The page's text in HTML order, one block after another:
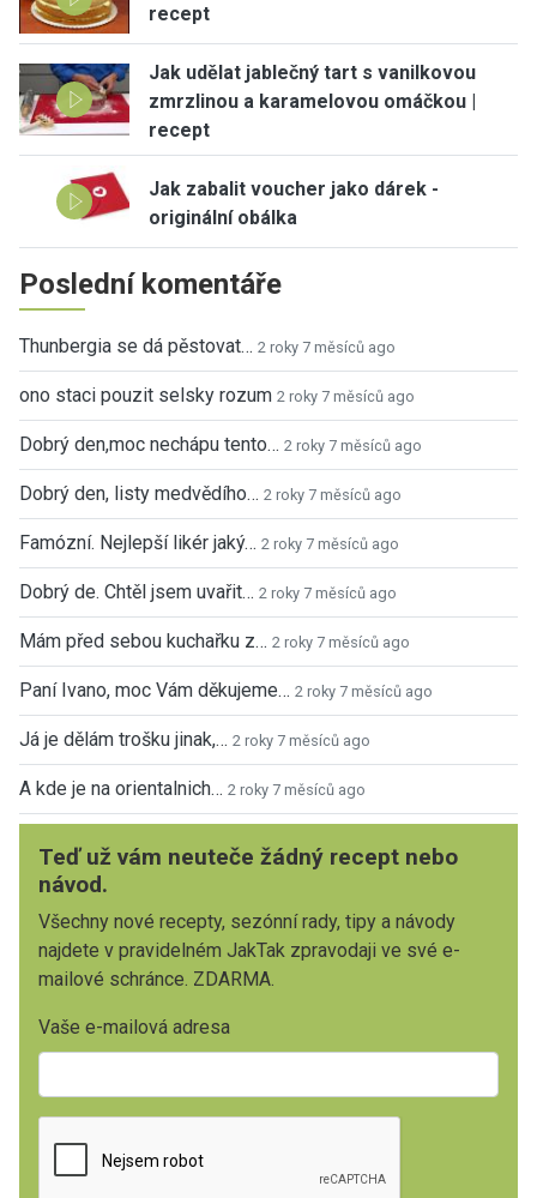
recept
Jak udělat jablečný tart s vanilkovou
zmrzlinou a karamelovou omáčkou |
recept
Jak zabalit voucher jako dárek -
originální obálka
Poslední komentáře
Thunbergia se dá pěstovat… 2 roky 7 měsíců ago
ono staci pouzit selsky rozum 2 roky 7 měsíců ago
Dobrý den,moc nechápu tento… 2 roky 7 měsíců ago
Dobrý den, listy medvědího… 2 roky 7 měsíců ago
Famózní. Nejlepší likér jaký… 2 roky 7 měsíců ago
Dobrý de. Chtěl jsem uvařit… 2 roky 7 měsíců ago
Mám před sebou kuchařku z… 2 roky 7 měsíců ago
Paní Ivano, moc Vám děkujeme… 2 roky 7 měsíců ago
Já je dělám trošku jinak,… 2 roky 7 měsíců ago
A kde je na orientalnich… 2 roky 7 měsíců ago
Teď už vám neuteče žádný recept nebo
návod.
Všechny nové recepty, sezónní rady, tipy a návody
najdete v pravidelném JakTak zpravodaji ve své e-
mailové schránce. ZDARMA.
Vaše e-mailová adresa